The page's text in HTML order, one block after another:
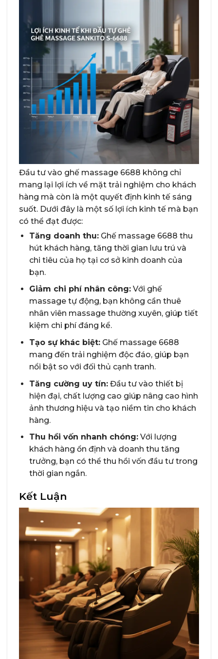
Đầu tư vào ghế massage 6688 không chỉ
mang lại lợi ích về mặt trải nghiệm cho khách
hàng mà còn là một quyết định kinh tế sáng
suốt. Dưới đây là một số lợi ích kinh tế mà bạn
có thể đạt được:
Tăng doanh thu:Ghế massage 6688 thu
hút khách hàng, tăng thời gian lưu trú và
chi tiêu của họ tại cơ sở kinh doanh của
bạn.
Giảm chi phí nhân công:Với ghế
massage tự động, bạn không cần thuê
nhân viên massage thường xuyên, giúp tiết
kiệm chi phí đáng kể.
Tạo sự khác biệt:Ghế massage 6688
mang đến trải nghiệm độc đáo, giúp bạn
nổi bật so với đối thủ cạnh tranh.
Tăng cường uy tín:Đầu tư vào thiết bị
hiện đại, chất lượng cao giúp nâng cao hình
ảnh thương hiệu và tạo niềm tin cho khách
hàng.
Thu hồi vốn nhanh chóng:Với lượng
khách hàng ổn định và doanh thu tăng
trưởng, bạn có thể thu hồi vốn đầu tư trong
thời gian ngắn.
Kết Luận